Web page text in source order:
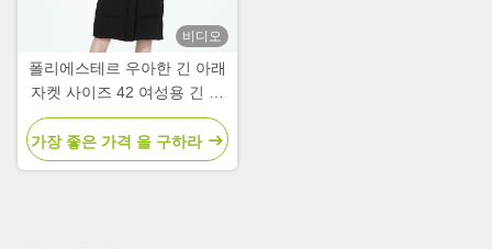
비디오
폴리에스테르 우아한 긴 아래
자켓 사이즈 42 여성용 긴 겨
울 자켓 편안함
가장 좋은 가격 을 구하라